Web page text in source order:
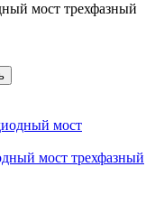
мост трехфазный
мост трехфазный